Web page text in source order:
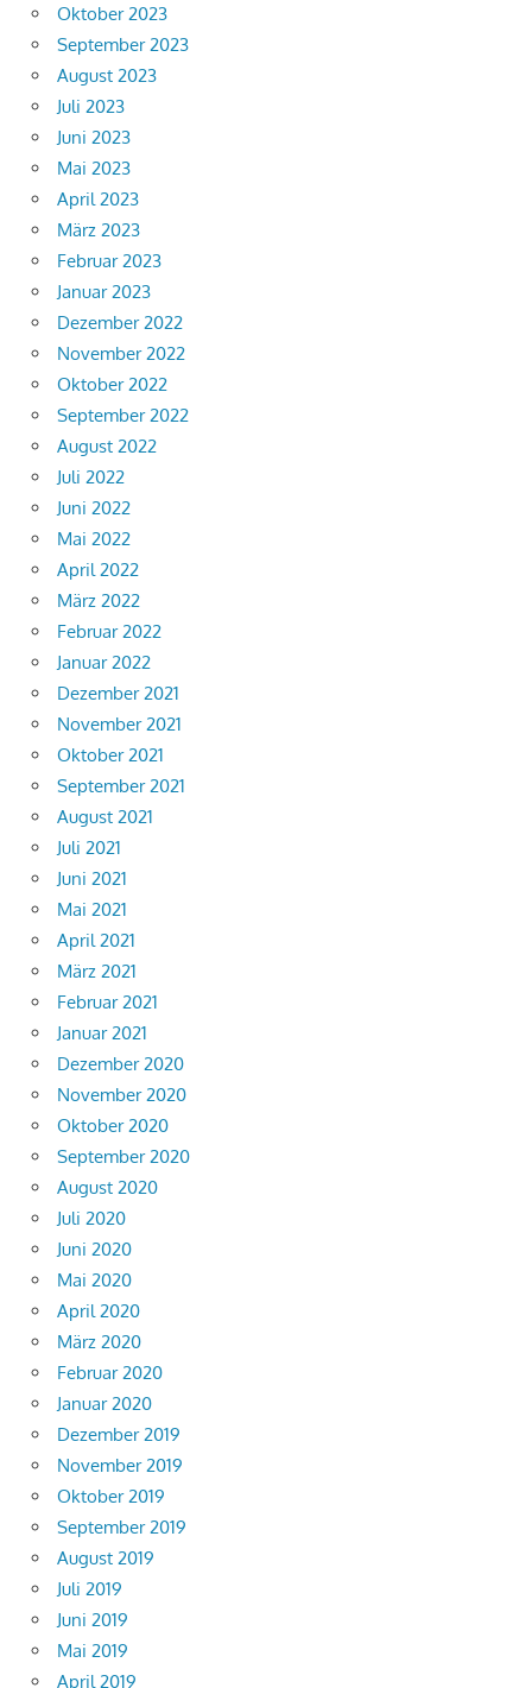
Oktober 2023
September 2023
August 2023
Juli 2023
Juni 2023
Mai 2023
April 2023
März 2023
Februar 2023
Januar 2023
Dezember 2022
November 2022
Oktober 2022
September 2022
August 2022
Juli 2022
Juni 2022
Mai 2022
April 2022
März 2022
Februar 2022
Januar 2022
Dezember 2021
November 2021
Oktober 2021
September 2021
August 2021
Juli 2021
Juni 2021
Mai 2021
April 2021
März 2021
Februar 2021
Januar 2021
Dezember 2020
November 2020
Oktober 2020
September 2020
August 2020
Juli 2020
Juni 2020
Mai 2020
April 2020
März 2020
Februar 2020
Januar 2020
Dezember 2019
November 2019
Oktober 2019
September 2019
August 2019
Juli 2019
Juni 2019
Mai 2019
April 2019